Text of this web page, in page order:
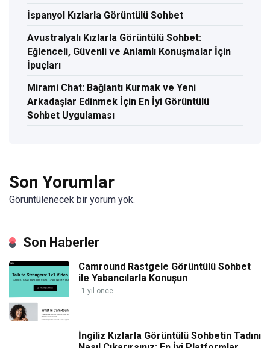
İspanyol Kızlarla Görüntülü Sohbet
Avustralyalı Kızlarla Görüntülü Sohbet:
Eğlenceli, Güvenli ve Anlamlı Konuşmalar İçin
İpuçları
Mirami Chat: Bağlantı Kurmak ve Yeni
Arkadaşlar Edinmek İçin En İyi Görüntülü
Sohbet Uygulaması
Son Yorumlar
Görüntülenecek bir yorum yok.
Son Haberler
Camround Rastgele Görüntülü Sohbet
ile Yabancılarla Konuşun
1 yıl önce
İngiliz Kızlarla Görüntülü Sohbetin Tadını